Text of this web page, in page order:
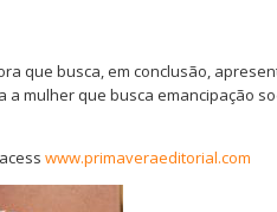
que busca, em conclusão,
mulher que busca emancipação
www.primaveraeditorial.com